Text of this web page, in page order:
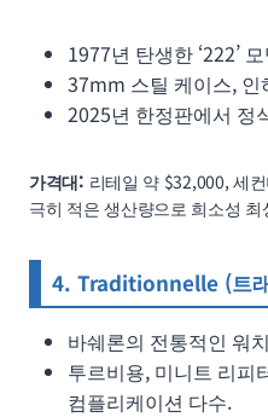
1977년 탄생한 ‘222’
37mm 스틸 케이스,
2025년 한정판에서 정
가격대: 리테일 약 $32,000, 세
극히 적은 생산량으로 희소성 최
4. Traditionnelle (트
바쉐론의 전통적인 워
투르비용, 미니트 리피
컴플리케이션 다수.